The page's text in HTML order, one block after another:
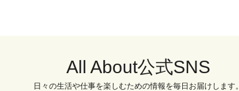
All About公式SNS
日々の生活や仕事を楽しむための情報を毎日お届けします。